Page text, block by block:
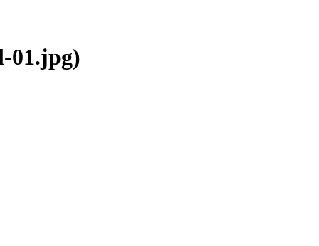
01.jpg)